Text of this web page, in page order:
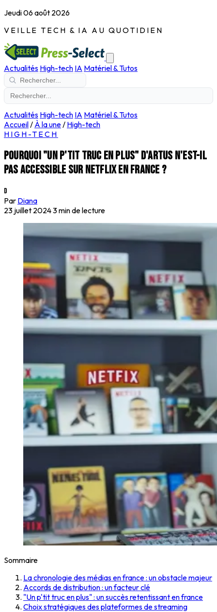
Jeudi 06 août 2026
VEILLE TECH & IA AU QUOTIDIEN
Actualités High-tech IA Matériel & Tutos
Actualités High-tech IA Matériel & Tutos
Accueil/ À la une/ High-tech
HIGH-TECH
Pourquoi "Un p'tit truc en plus" d'Artus n'est-il
pas accessible sur Netflix en France ?
D
Par Diana
23 juillet 20243 min de lecture
Sommaire
La chronologie des médias en france : un obstacle majeur
Accords de distribution : un facteur clé
"Un p'tit truc en plus" : un succès retentissant en france
Choix stratégiques des plateformes de streaming